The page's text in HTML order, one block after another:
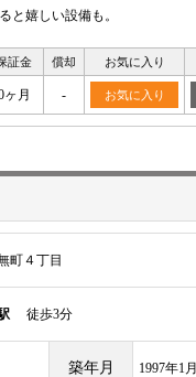
と嬉しい設備も。
証金 償却 お気に入り
ヶ月 - お気に入り
町４丁目
徒歩3分
築年月 1997年1月